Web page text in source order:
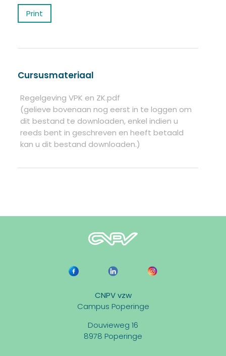
Print
Cursusmateriaal
Regelgeving VPK en ZK.pdf
(gelieve bovenaan nog eerst in te loggen om
dit bestand te downloaden, enkel indien u
reeds bent in geschreven en heeft betaald
kan u dit bestand downloaden.)
CNPV vzw
Campus Poperinge
Douvieweg 16
8978 Poperinge